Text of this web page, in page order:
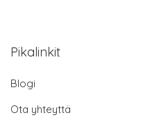
Pikalinkit
Blogi
Ota yhteyttä